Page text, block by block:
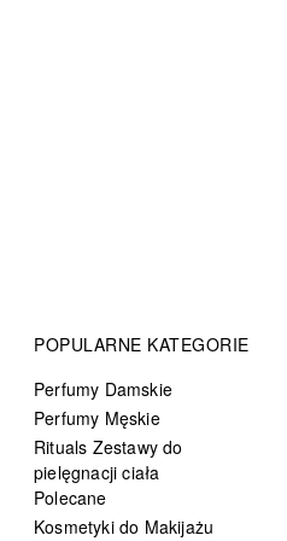
POPULARNE KATEGORIE
Perfumy Damskie
Perfumy Męskie
Rituals Zestawy do
pielęgnacji ciała
Polecane
Kosmetyki do Makijażu